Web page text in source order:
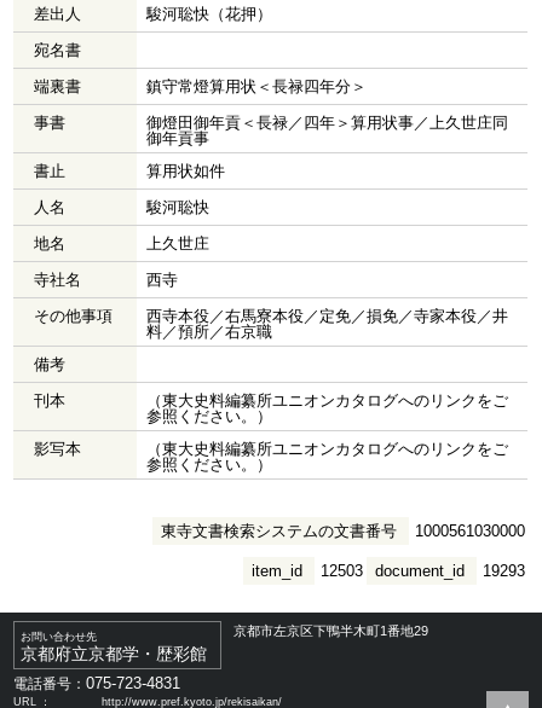
差出人
駿河聡快（花押）
宛名書
端裏書
鎮守常燈算用状＜長禄四年分＞
事書
御燈田御年貢＜長禄／四年＞算用状事／上久世庄同
御年貢事
書止
算用状如件
人名
駿河聡快
地名
上久世庄
寺社名
西寺
その他事項
西寺本役／右馬寮本役／定免／損免／寺家本役／井
料／預所／右京職
備考
刊本
（東大史料編纂所ユニオンカタログへのリンクをご
参照ください。）
影写本
（東大史料編纂所ユニオンカタログへのリンクをご
参照ください。）
東寺文書検索システムの文書番号 1000561030000
document_id 19293
item_id 12503
お問い合わせ先
京都府立京都学・歴彩館
京都市左京区下鴨半木町1番地29
電話番号：075-723-4831
URL ： http://www.pref.kyoto.jp/rekisaikan/